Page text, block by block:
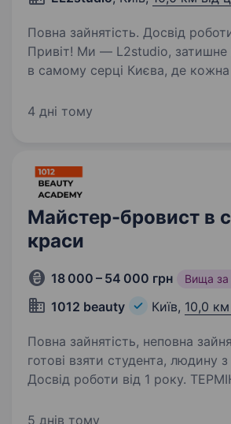
Повна зайнятість. Досвід
Привіт! Ми — L2studio, затишне
в самому серці Києва, де кожна
мистецтво догляду. Якщо ти
4 дні тому
Майстер-бровист в
краси
18 000 – 54 000 грн Вища
1012 beauty Київ, 10,0 км
Повна зайнятість, неповна
готові взяти студента, людину з
Досвід роботи від 1 року. ТЕРМІНОВО! Потрібні
по бровам, та ламінуванню. МИ ПРОПОНУЄМО:
5 днів тому